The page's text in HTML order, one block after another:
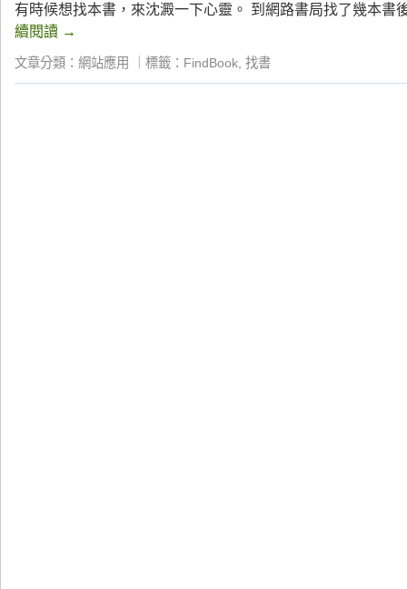
有時候想找本書，來沈澱一下心靈。 到網路書局找了幾本
續閱讀 →
文章分類： 網站應用 標籤： FindBook 找書